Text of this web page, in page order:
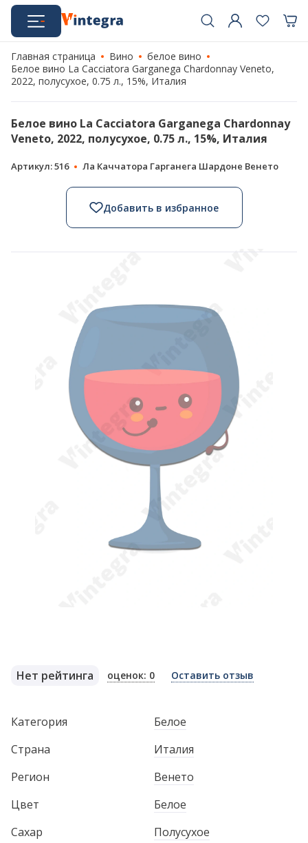
Главная страница Вино
белое вино
Белое вино La Cacciatora Garganega Chardonnay Veneto,
2022, полусухое, 0.75 л., 15%, Италия
Белое вино La Cacciatora Garganega Chardonnay
Veneto, 2022, полусухое, 0.75 л., 15%, Италия
Артикул: 516 Ла Каччатора Гарганега Шардоне Венето
Добавить в избранное
Нет рейтинга оценок: 0 Оставить отзыв
Категория
Белое
Страна
Италия
Регион
Венето
Цвет
Белое
Сахар
Полусухое